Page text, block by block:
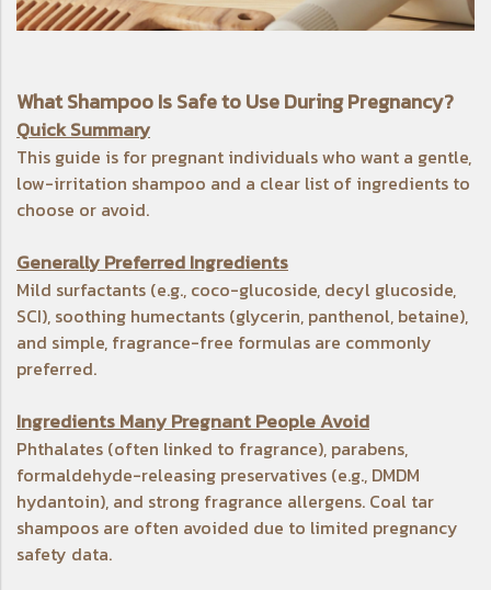
What Shampoo Is Safe to Use During Pregnancy?
Quick Summary
This guide is for pregnant individuals who want a gentle,
low-irritation shampoo and a clear list of ingredients to
choose or avoid.
Generally Preferred Ingredients
Mild surfactants (e.g., coco-glucoside, decyl glucoside,
SCI), soothing humectants (glycerin, panthenol, betaine),
and simple, fragrance-free formulas are commonly
preferred.
Ingredients Many Pregnant People Avoid
Phthalates (often linked to fragrance), parabens,
formaldehyde-releasing preservatives (e.g., DMDM
hydantoin), and strong fragrance allergens. Coal tar
shampoos are often avoided due to limited pregnancy
safety data.